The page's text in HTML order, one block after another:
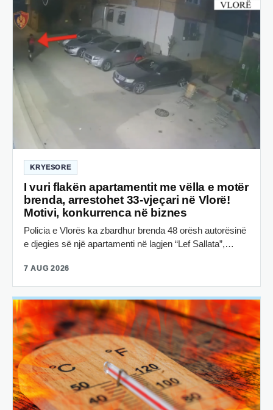
KRYESORE
I vuri flakën apartamentit me vëlla e motër
brenda, arrestohet 33-vjeçari në Vlorë!
Motivi, konkurrenca në biznes
Policia e Vlorës ka zbardhur brenda 48 orësh autorësinë
e djegies së një apartamenti në lagjen “Lef Sallata”,…
7 AUG 2026